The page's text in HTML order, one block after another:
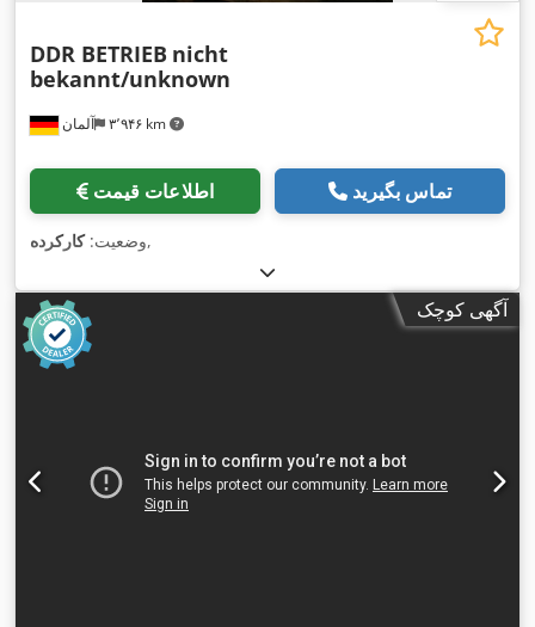
آلمان ۳٬۹۴۶ km
DDR BETRIEB nicht
bekannt/unknown
اطلاعات قیمت تماس بگیرید
وضعیت:کارکرده ,
آگهی کوچک